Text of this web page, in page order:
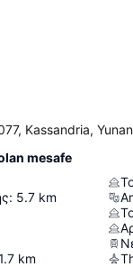
Kassandria,
mesafe
: 5.7 km
km